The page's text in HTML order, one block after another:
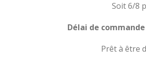
Soit 6/8
Délai de
Prêt à être